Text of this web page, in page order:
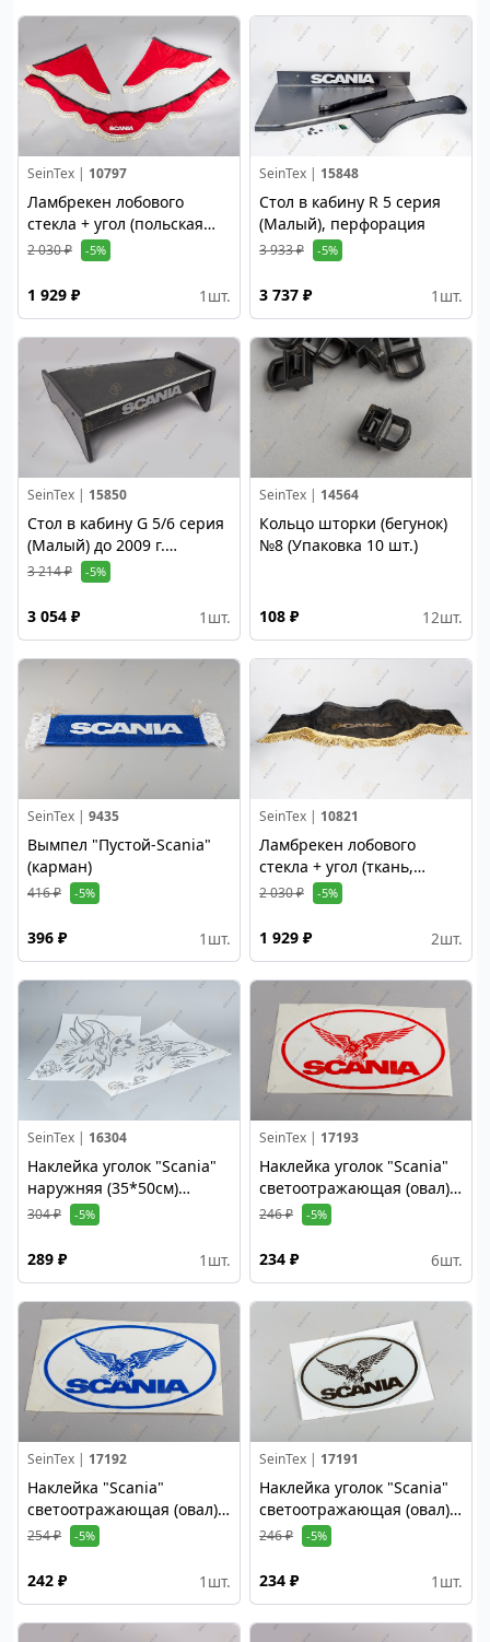
SeinTex | 10797
Ламбрекен лобового
стекла + угол (польская
ткань, красный)
2 030 ₽ -5%
1 929 ₽ 1 шт.
SeinTex | 15848
Стол в кабину R 5 серия
(Малый), перфорация
3 933 ₽ -5%
3 737 ₽ 1 шт.
SeinTex | 15850
Стол в кабину G 5/6 серия
(Малый) до 2009 г.
перфорация
3 214 ₽ -5%
3 054 ₽ 1 шт.
SeinTex | 14564
Кольцо шторки (бегунок)
№8 (Упаковка 10 шт.)
108 ₽ 12шт.
SeinTex | 9435
Вымпел "Пустой-Scania"
(карман)
416 ₽ -5%
396 ₽ 1 шт.
SeinTex | 10821
Ламбрекен лобового
стекла + угол (ткань,
черный)
2 030 ₽ -5%
1 929 ₽ 2шт.
SeinTex | 16304
Наклейка уголок "Scania"
наружняя (35*50см)
серебро
304 ₽ -5%
289 ₽ 1 шт.
SeinTex | 17193
Наклейка уголок "Scania"
светоотражающая (овал)
красный
246 ₽ -5%
234 ₽ 6шт.
SeinTex | 17192
Наклейка "Scania"
светоотражающая (овал)
синий
254 ₽ -5%
242 ₽ 1 шт.
SeinTex | 17191
Наклейка уголок "Scania"
светоотражающая (овал)
черный
246 ₽ -5%
234 ₽ 1 шт.